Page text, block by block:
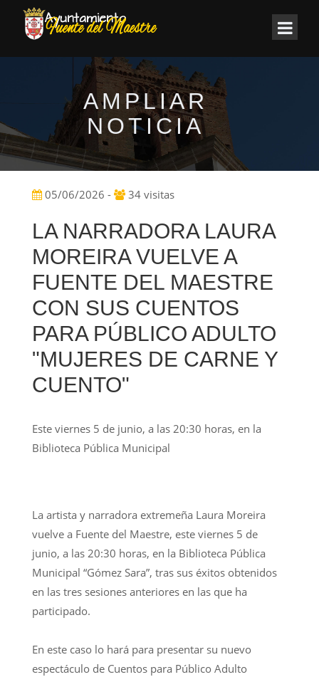
AMPLIAR
NOTICIA
05/06/2026 - 34 visitas
LA NARRADORA LAURA
MOREIRA VUELVE A
FUENTE DEL MAESTRE
CON SUS CUENTOS
PARA PÚBLICO ADULTO
"MUJERES DE CARNE Y
CUENTO"
Este viernes 5 de junio, a las 20:30 horas, en la
Biblioteca Pública Municipal
La artista y narradora extremeña Laura Moreira
vuelve a Fuente del Maestre, este viernes 5 de
junio, a las 20:30 horas, en la Biblioteca Pública
Municipal “Gómez Sara”, tras sus éxitos obtenidos
en las tres sesiones anteriores en las que ha
participado.
En este caso lo hará para presentar su nuevo
espectáculo de Cuentos para Público Adulto